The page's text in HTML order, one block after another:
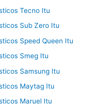
Tecno Itu
Sub Zero Itu
Speed Queen Itu
Smeg Itu
Samsung Itu
Maytag Itu
Maruel Itu